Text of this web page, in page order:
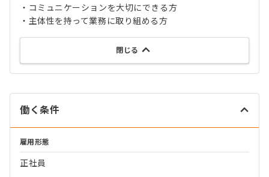
・コミュニケーションを大切にできる方
・主体性を持って業務に取り組める方
閉じる
働く条件
雇用形態
正社員